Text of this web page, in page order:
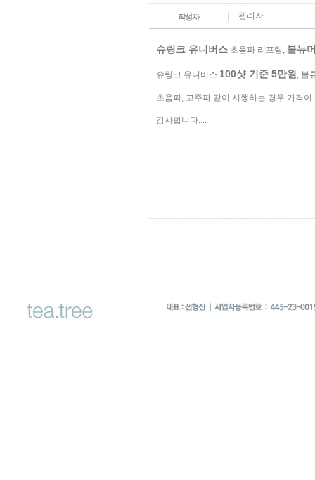
작성자 관리자
슈링크 유니버스 초음파 리프팅, 불뉴
슈링크 유니버스 100샷 기준 5만원 , 볼
초음파, 고주파 같이 시행하는 경우 가격이
감사합니다....